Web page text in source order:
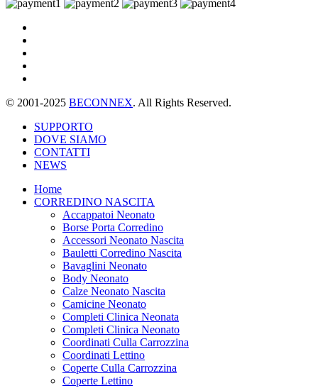
© 2001-2025 BECONNEX. All Rights Reserved.
SUPPORTO
DOVE SIAMO
CONTATTI
NEWS
Home
CORREDINO NASCITA
Accappatoi Neonato
Borse Porta Corredino
Accessori Neonato Nascita
Bauletti Corredino Nascita
Bavaglini Neonato
Body Neonato
Calze Neonato Nascita
Camicine Neonato
Completi Clinica Neonata
Completi Clinica Neonato
Coordinati Culla Carrozzina
Coordinati Lettino
Coperte Culla Carrozzina
Coperte Lettino